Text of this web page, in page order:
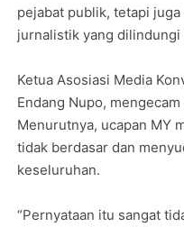
pejabat publik, tetapi
jurnalistik yang
Ketua Asosiasi Media
Endang Nupo,
Menurutnya, ucapan MY
tidak berdasar dan
keseluruhan.
“Pernyataan itu sangat